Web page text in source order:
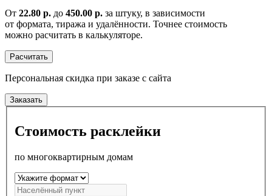
От 22.80 р. до 450.00 р. за штуку, в зависимости
от формата, тиража и удалённости. Точнее стоимость
можно расчитать в калькуляторе.
Расчитать
Персональная скидка при заказе с сайта
Заказать
Стоимость расклейки
по многоквартирным домам